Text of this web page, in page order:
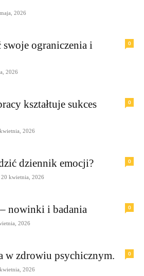
2026
0
swoje ograniczenia i
2026
0
kształtuje sukces
2026
0
dziennik emocji?
20 kwietnia, 2026
0
nowinki i badania
2026
0
w zdrowiu psychicznym.
2026